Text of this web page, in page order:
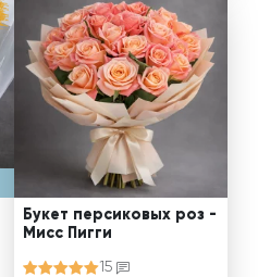
Букет персиковых роз -
Мисс Пигги
15